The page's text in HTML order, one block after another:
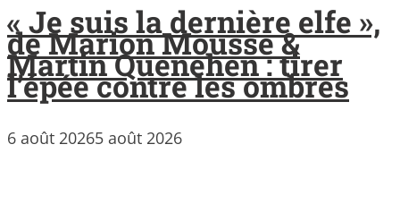
« Je suis la dernière elfe »,
de Marion Mousse &
Martin Quenehen : tirer
l’épée contre les ombres
6 août 20265 août 2026